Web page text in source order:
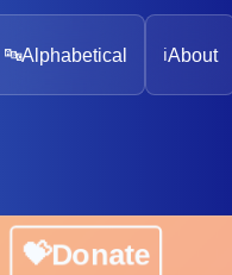
🔤Alphabetical ℹ️About
💝Donate